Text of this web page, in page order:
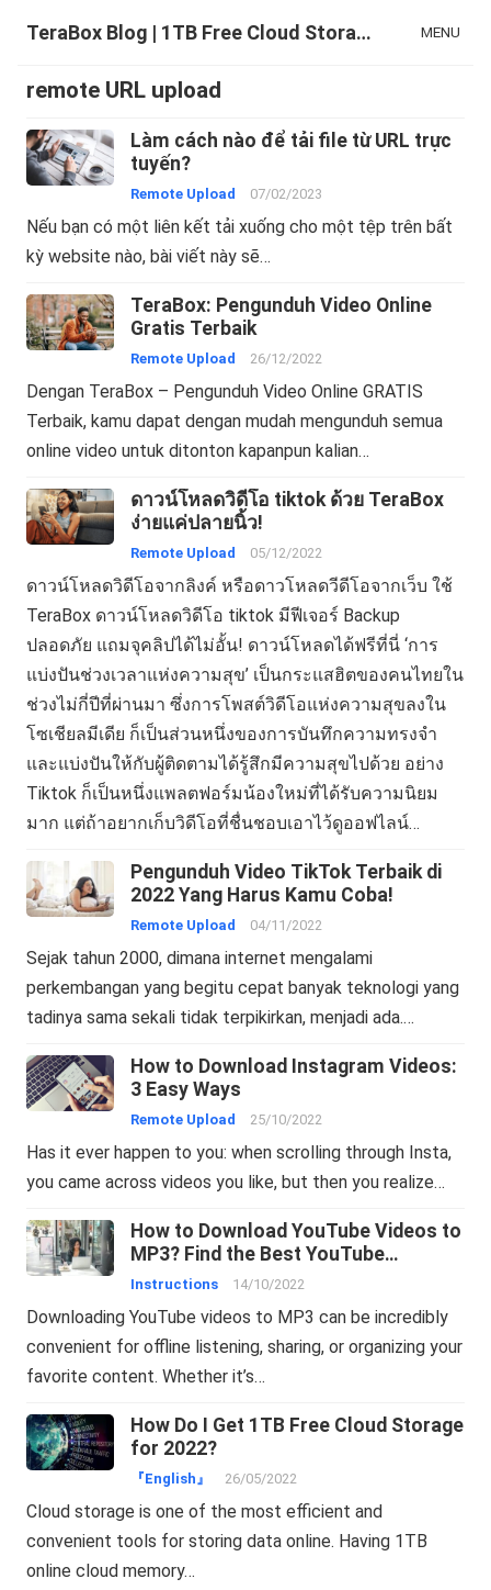
TeraBox Blog | 1TB Free Cloud Storage & All-in-One AI Space MENU
remote URL upload
Làm cách nào để tải file từ URL trực
tuyến?
Remote Upload 07/02/2023
Nếu bạn có một liên kết tải xuống cho một tệp trên bất
kỳ website nào, bài viết này sẽ…
TeraBox: Pengunduh Video Online
Gratis Terbaik
Remote Upload 26/12/2022
­­­­­­Dengan TeraBox – Pengunduh Video Online GRATIS
Terbaik, kamu dapat dengan mudah mengunduh semua
online video untuk ditonton kapanpun kalian…
ดาวน์โหลดวิดีโอ tiktok ด้วย TeraBox
ง่ายแค่ปลายนิ้ว!
Remote Upload 05/12/2022
ดาวน์โหลดวิดีโอจากลิงค์ หรือดาวโหลดวีดีโอจากเว็บ ใช้
TeraBox ดาวน์โหลดวิดีโอ tiktok มีฟีเจอร์ Backup
ปลอดภัย แถมจุคลิปได้ไม่อั้น! ดาวน์โหลดได้ฟรีที่นี่ ‘การ
แบ่งปันช่วงเวลาแห่งความสุข’ เป็นกระแสฮิตของคนไทยใน
ช่วงไม่กี่ปีที่ผ่านมา ซึ่งการโพสต์วิดีโอแห่งความสุขลงใน
โซเชียลมีเดีย ก็เป็นส่วนหนึ่งของการบันทึกความทรงจำ
และแบ่งปันให้กับผู้ติดตามได้รู้สึกมีความสุขไปด้วย อย่าง
Tiktok ก็เป็นหนึ่งแพลตฟอร์มน้องใหม่ที่ได้รับความนิยม
มาก แต่ถ้าอยากเก็บวิดีโอที่ชื่นชอบเอาไว้ดูออฟไลน์…
Pengunduh Video TikTok Terbaik di
2022 Yang Harus Kamu Coba!
Remote Upload 04/11/2022
Sejak tahun 2000, dimana internet mengalami
perkembangan yang begitu cepat banyak teknologi yang
tadinya sama sekali tidak terpikirkan, menjadi ada.…
How to Download Instagram Videos:
3 Easy Ways
Remote Upload 25/10/2022
Has it ever happen to you: when scrolling through Insta,
you came across videos you like, but then you realize…
How to Download YouTube Videos to
MP3? Find the Best YouTube
Downloaders Here
Instructions 14/10/2022
Downloading YouTube videos to MP3 can be incredibly
convenient for offline listening, sharing, or organizing your
favorite content. Whether it’s…
How Do I Get 1TB Free Cloud Storage
for 2022?
『English』 26/05/2022
Cloud storage is one of the most efficient and
convenient tools for storing data online. Having 1TB
online cloud memory…